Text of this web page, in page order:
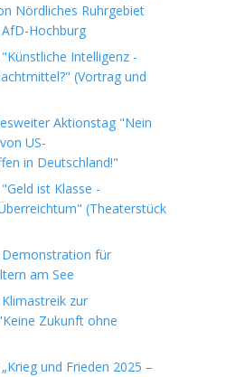
Nördliches Ruhrgebiet
Hochburg
Intelligenz -
(Vortrag und
Aktionstag "Nein
US-
in Deutschland!"
ist Klasse -
(Theaterstück
Demonstration für
am See
zur
Zukunft ohne
und Frieden 2025 –